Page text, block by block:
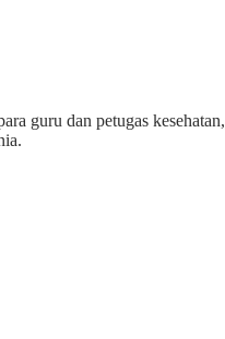
guru dan petugas